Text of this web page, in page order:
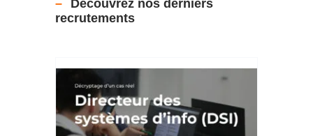
Découvrez nos derniers
recrutements